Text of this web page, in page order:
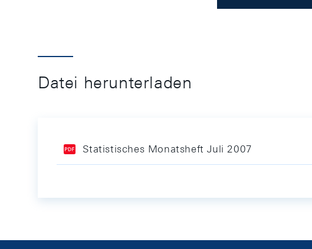
Datei herunterladen
Statistisches Monatsheft Juli 2007